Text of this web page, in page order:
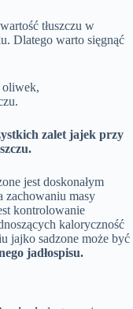
tłuszczu w
Dlatego warto sięgnąć
oliwek,
zalet jajek przy
jest doskonałym
zachowaniu masy
kontrolowanie
kaloryczność
jajko sadzone może być
jadłospisu.